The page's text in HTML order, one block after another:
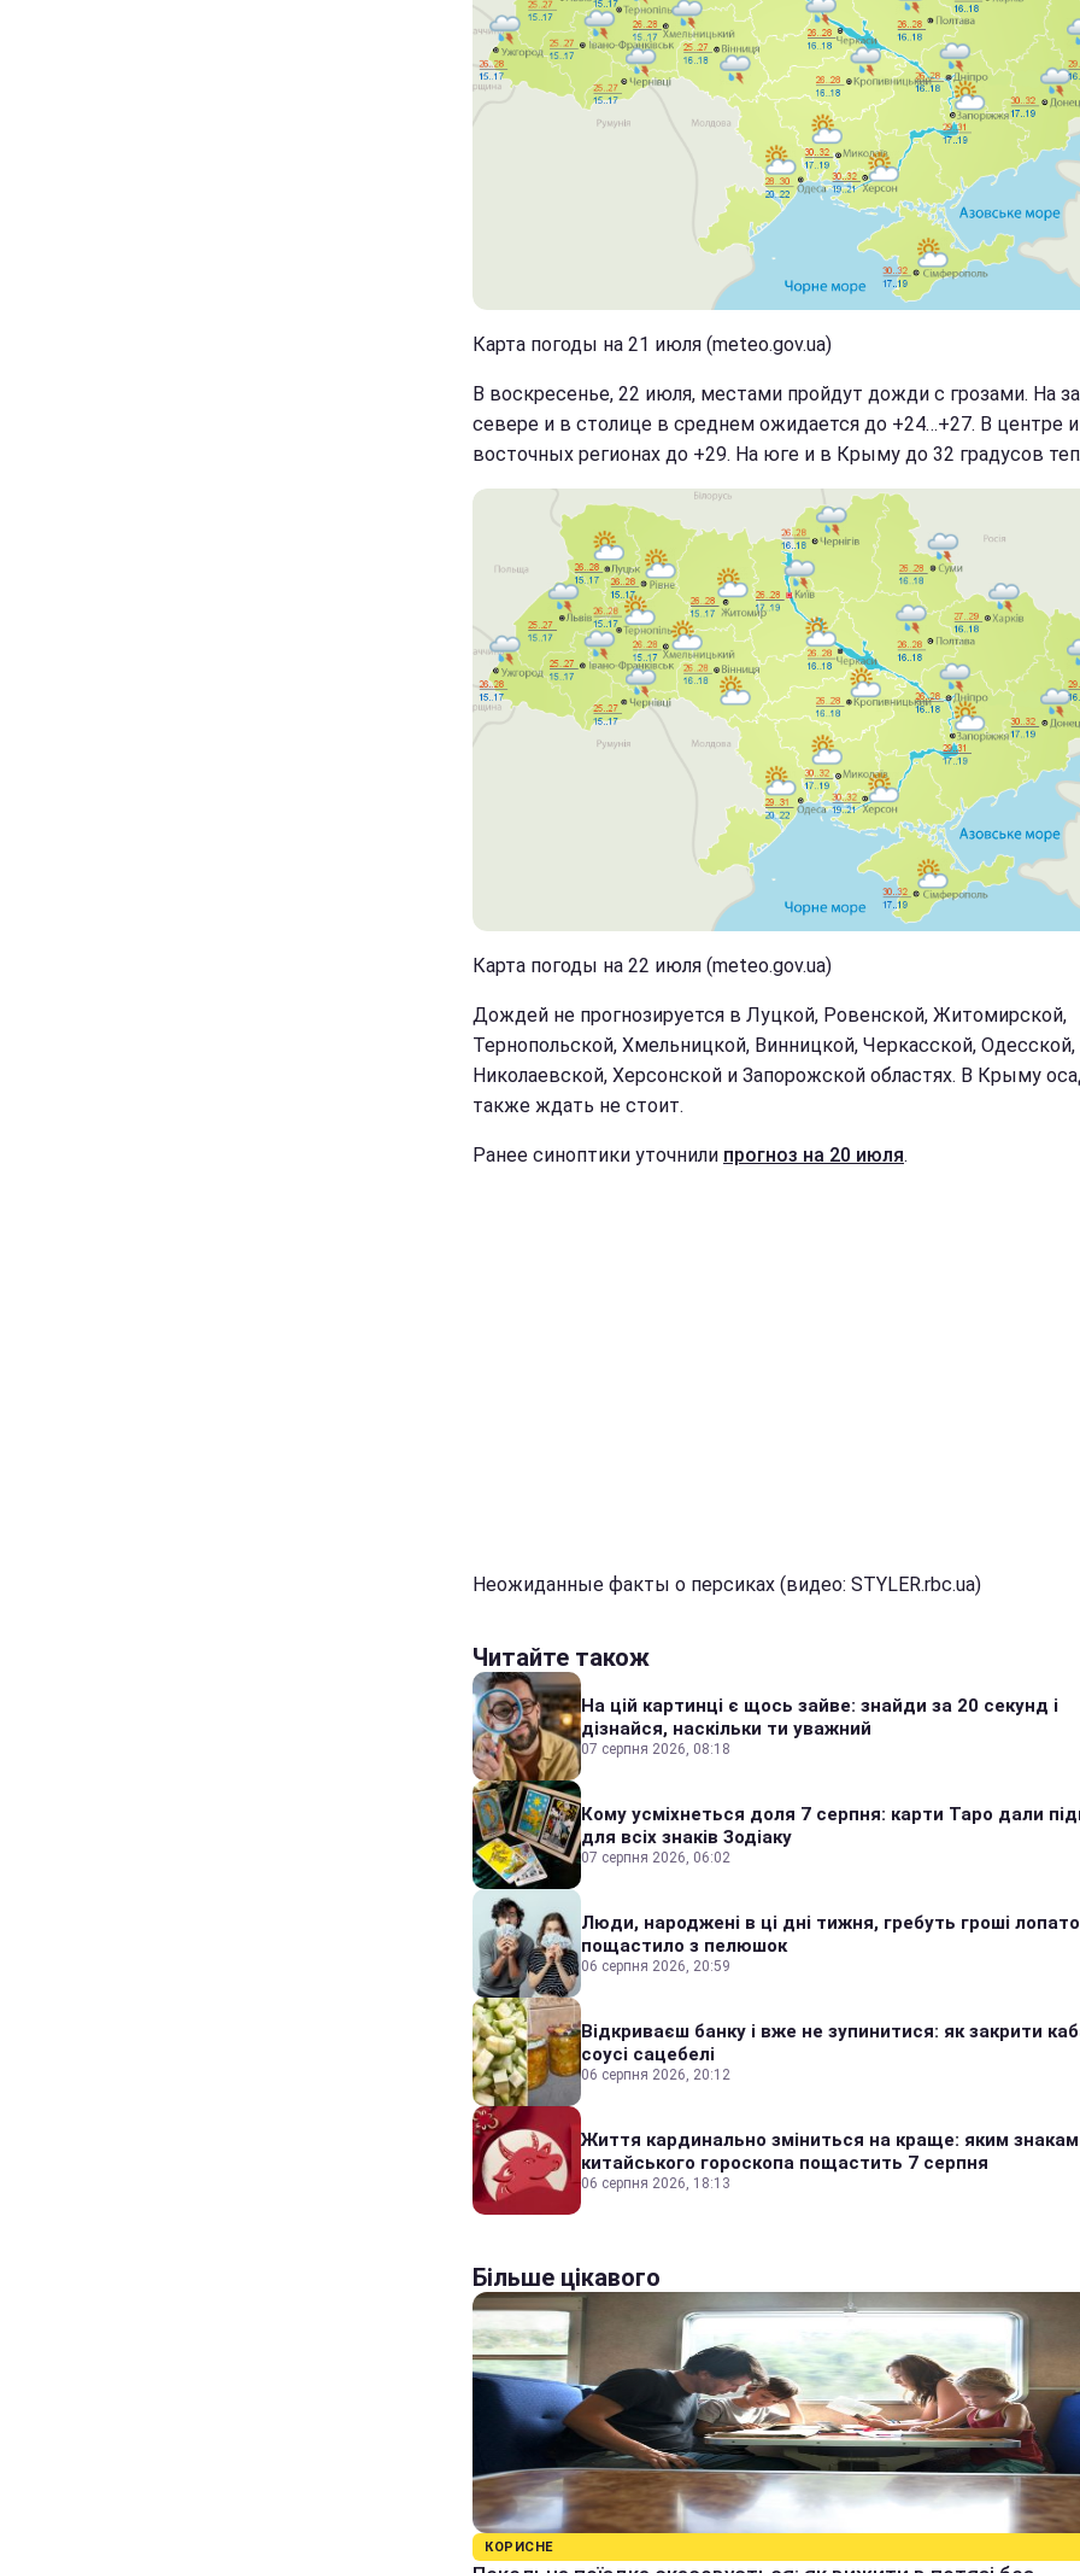
Карта погоды на 21 июля (meteo.gov.ua)
В воскресенье, 22 июля, местами пройдут дожди с грозами. На
севере и в столице в среднем ожидается до +24…+27. В центре
восточных регионах до +29. На юге и в Крыму до 32 градусов
Карта погоды на 22 июля (meteo.gov.ua)
Дождей не прогнозируется в Луцкой, Ровенской, Житомирской,
Тернопольской, Хмельницкой, Винницкой, Черкасской, Одесской,
Николаевской, Херсонской и Запорожской областях. В Крыму
также ждать не стоит.
Ранее синоптики уточнили прогноз на 20 июля.
Неожиданные факты о персиках (видео: STYLER.rbc.ua)
Читайте також
На цій картинці є щось зайве: знайди за 20 секунд і
дізнайся, наскільки ти уважний
07 серпня 2026, 08:18
Кому усміхнеться доля 7 серпня: карти Таро дали
для всіх знаків Зодіаку
07 серпня 2026, 06:02
Люди, народжені в ці дні тижня, гребуть гроші
пощастило з пелюшок
06 серпня 2026, 20:59
Відкриваєш банку і вже не зупинитися: як закрити
соусі сацебелі
06 серпня 2026, 20:12
Життя кардинально зміниться на краще: яким знакам
китайського гороскопа пощастить 7 серпня
06 серпня 2026, 18:13
Більше цікавого
КОРИСНЕ